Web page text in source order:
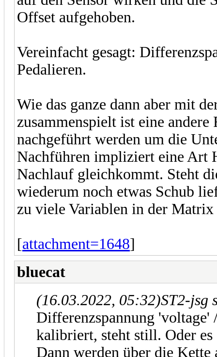
Offset aufgehoben.
Vereinfacht gesagt:
Pedalieren.
Wie das ganze dann aber mit
zusammenspielt ist eine
nachgeführt werden um die
Nachführen impliziert eine Art
Nachlauf gleichkommt. Steht
wiederum noch etwas Schub
zu viele Variablen in der Matrix
[attachment=1648]
bluecat
(16.03.2022, 05:32)ST2-jsg
Differenzspannung
kalibriert, steht still. Oder
Dann werden über die